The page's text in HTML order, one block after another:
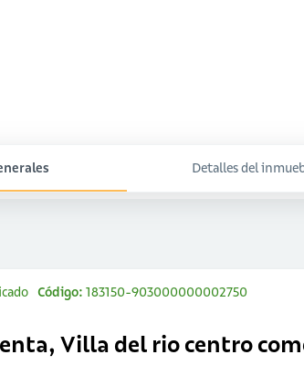
Detalles del
Código: 183150-903000000002750
Villa del rio centro